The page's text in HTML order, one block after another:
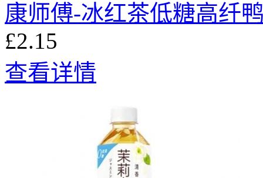
康师傅-冰红茶低糖高纤
£2.15
查看详情